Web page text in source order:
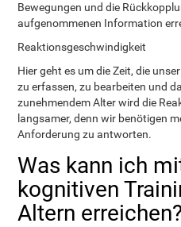
Bewegungen und die
aufgenommenen Information
Reaktionsgeschwindigkeit
Hier geht es um die Zeit, die
zu erfassen, zu bearbeiten und
zunehmendem Alter wird die
langsamer, denn wir benötigen
Anforderung zu antworten.
Was kann ich
kognitiven
Altern erreichen?